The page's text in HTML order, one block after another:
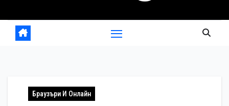
Браузъри И Онлайн